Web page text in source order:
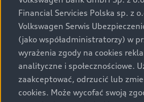
za dopłatą. Wiążące ustalenie ceny,
specyfikacji pojazdu następują w
określenie parametrów technicznych
świadectwo homologacji typu
sobie prawo do zmian i pomyłek.
prezentowane na stronie są
zamieszczania. W celu uzyskania
informacji prosimy kontaktować się
Financial Servicies Polska sp. z
Volkswagen Serwis
(jako współadministratorzy) w
wyrażenia zgody na cookies
analityczne i społecznościowe.
zaakceptować, odrzucić lub
cookies. Może wycofać swoją